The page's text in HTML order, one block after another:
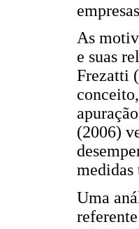
As
e suas
Frezatti
(2006)
medidas
Uma